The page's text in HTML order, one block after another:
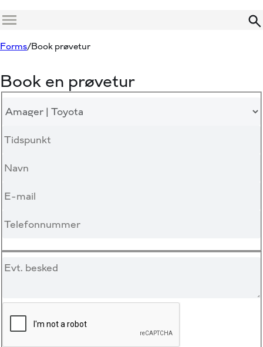
Menu
Forms Book prøvetur
Book en prøvetur